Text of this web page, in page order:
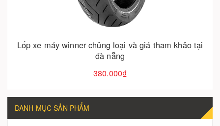
Lốp xe máy winner chủng loại và giá tham khảo tại
đà nẵng
380.000₫
DANH MỤC SẢN PHẨM